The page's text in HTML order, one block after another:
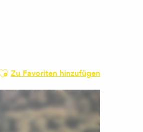
aux favoris
Zu Favoriten hinzufügen